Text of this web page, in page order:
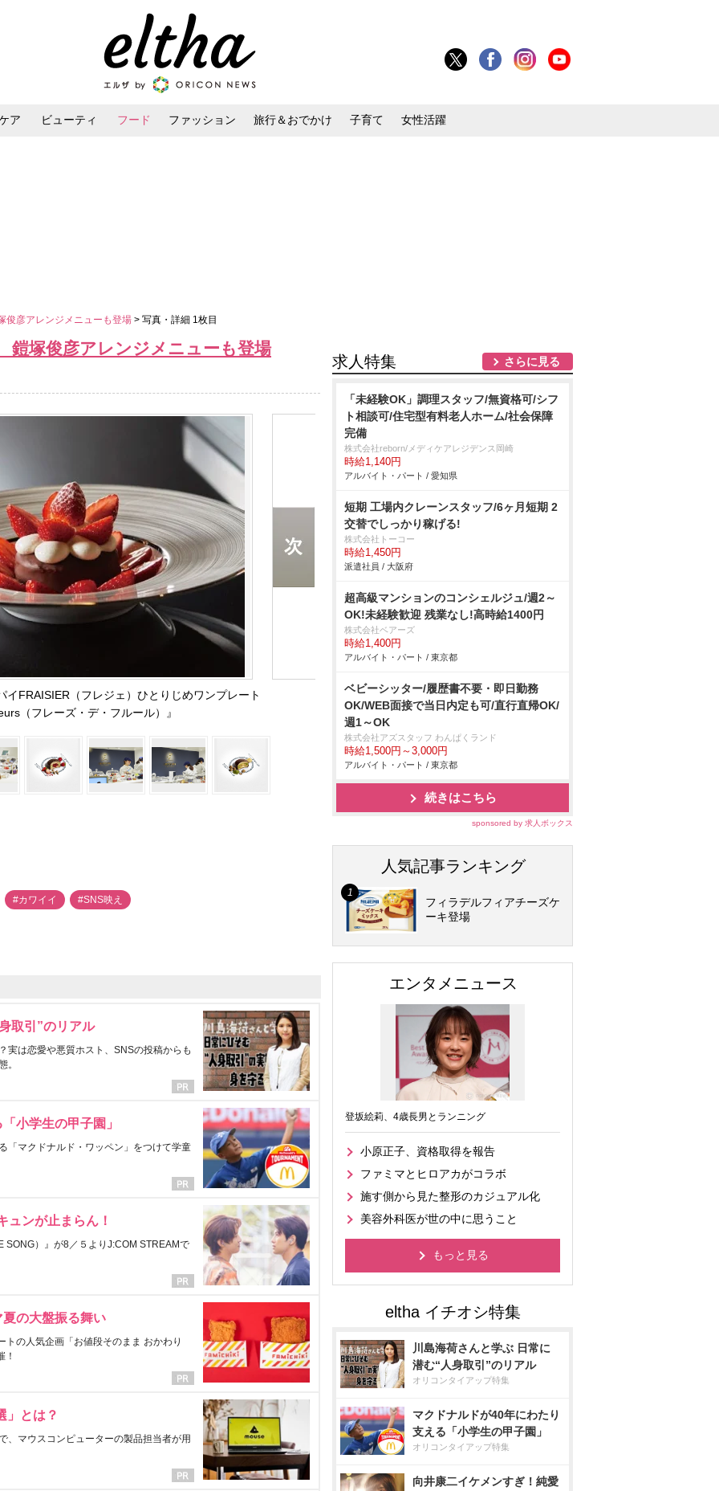
ア ビューティ フード ファッション 旅行＆おでかけ 子育て 女性活躍
俊彦アレンジメニューも登場 > 写真・詳細 1枚目
塚俊彦アレンジメニューも登場
イFRAISIER（フレジェ）ひとりじめワンプレート
（フレーズ・デ・フルール）』
#カワイイ #SNS映え
取引”のリアル
実は恋愛や悪質ホスト、SNSの投稿からも
。
小学生の甲子園」
「マクドナルド・ワッペン」をつけて学童
ュンが止まらん！
SONG）』が8／５よりJ:COM STREAMで
の大盤振る舞い
の人気企画「お値段そのまま おかわり
！
」とは？
、マウスコンピューターの製品担当者が用
求人特集 さらに見る
「未経験OK」調理スタッフ/無資格可/シフ
ト相談可/住宅型有料老人ホーム/社会保障
完備
株式会社reborn/メディケアレジデンス岡崎
時給1,140円
アルバイト・パート / 愛知県
短期 工場内クレーンスタッフ/6ヶ月短期 2
交替でしっかり稼げる!
株式会社トーコー
時給1,450円
派遣社員 / 大阪府
超高級マンションのコンシェルジュ/週2～
OK!未経験歓迎 残業なし!高時給1400円
株式会社ベアーズ
時給1,400円
アルバイト・パート / 東京都
ベビーシッター/履歴書不要・即日勤務
OK/WEB面接で当日内定も可/直行直帰OK/
週1～OK
株式会社アズスタッフ わんぱくランド
時給1,500円～3,000円
アルバイト・パート / 東京都
続きはこちら
sponsored by 求人ボックス
人気記事ランキング
フィラデルフィアチーズケ
ーキ登場
エンタメニュース
登坂絵莉、4歳長男とランニング
小原正子、資格取得を報告
ファミマとヒロアカがコラボ
施す側から見た整形のカジュアル化
美容外科医が世の中に思うこと
もっと見る
川島海荷さんと学ぶ 日常に
潜む“人身取引”のリアル
オリコンタイアップ特集
マクドナルドが40年にわたり
支える「小学生の甲子園」
オリコンタイアップ特集
向井康二イケメンすぎ！純愛